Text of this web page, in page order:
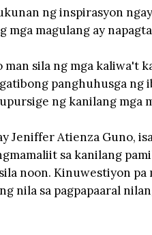
ng inspirasyon
mga magulang ay
man sila ng mga kaliwa't
panghuhusga ng
ng kanilang mga
Jeniffer Atienza Guno,
sa kanilang
noon. Kinuwestiyon pa
nila sa pagpapaaral